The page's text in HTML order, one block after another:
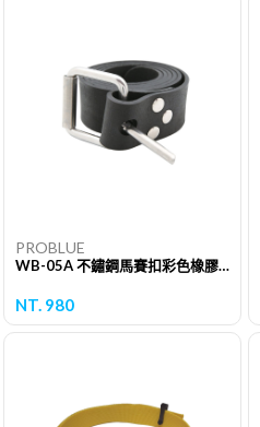
PROBLUE
WB-05A 不鏽鋼馬賽扣彩色橡膠皮帶
NT. 980